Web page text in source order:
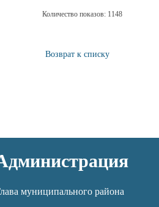
Количество показов: 1148
Возврат к списку
муниципального района